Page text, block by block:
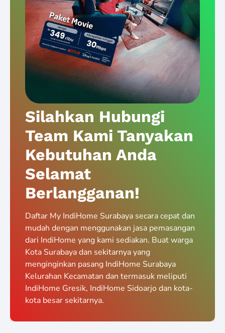
Silahkan Hubungi
Team Kami Tanyakan
Kebutuhan Anda
Selamat
Berlangganan!
Daftar My IndiHome Surabaya secara cepat dan
mudah dengan menggunakan jasa pemasangan
dari IndiHome yang kami sediakan. Buat warga
Kota Surabaya dan sekitarnya yang
menginginkan pasang IndiHome Surabaya
Kelurahan Kecamatan dan termasuk meliputi
IndiHome Gresik, IndiHome Sidoarjo dan kota-
kota besar sekitarnya.